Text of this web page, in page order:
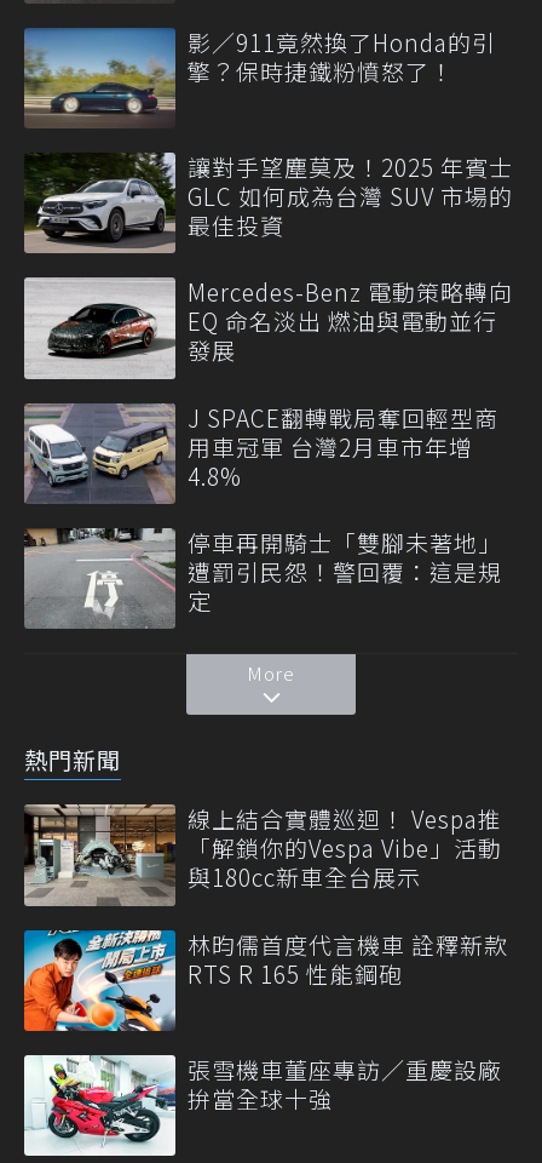
影／911竟然換了Honda的引
擎？保時捷鐵粉憤怒了！
讓對手望塵莫及！2025 年賓士
GLC 如何成為台灣 SUV 市場的
最佳投資
Mercedes-Benz 電動策略轉向
EQ 命名淡出 燃油與電動並行
發展
J SPACE翻轉戰局奪回輕型商
用車冠軍 台灣2月車市年增
4.8%
停車再開騎士「雙腳未著地」
遭罰引民怨！警回覆：這是規
定
More
熱門新聞
線上結合實體巡迴！ Vespa推
「解鎖你的Vespa Vibe」活動
與180cc新車全台展示
林昀儒首度代言機車 詮釋新款
RTS R 165 性能鋼砲
張雪機車董座專訪／重慶設廠
拚當全球十強